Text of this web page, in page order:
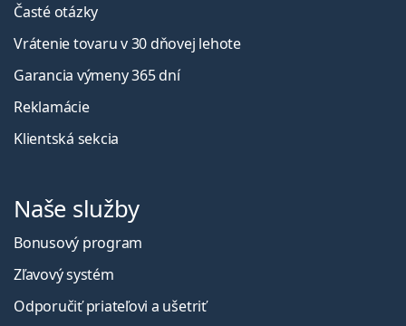
Časté otázky
Vrátenie tovaru v 30 dňovej lehote
Garancia výmeny 365 dní
Reklamácie
Klientská sekcia
Naše služby
Bonusový program
Zľavový systém
Odporučiť priateľovi a ušetriť